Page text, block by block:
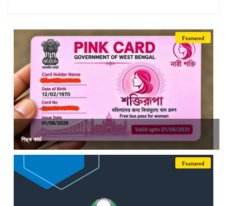
Featured
পিঙ্ক কার্ড
Featured